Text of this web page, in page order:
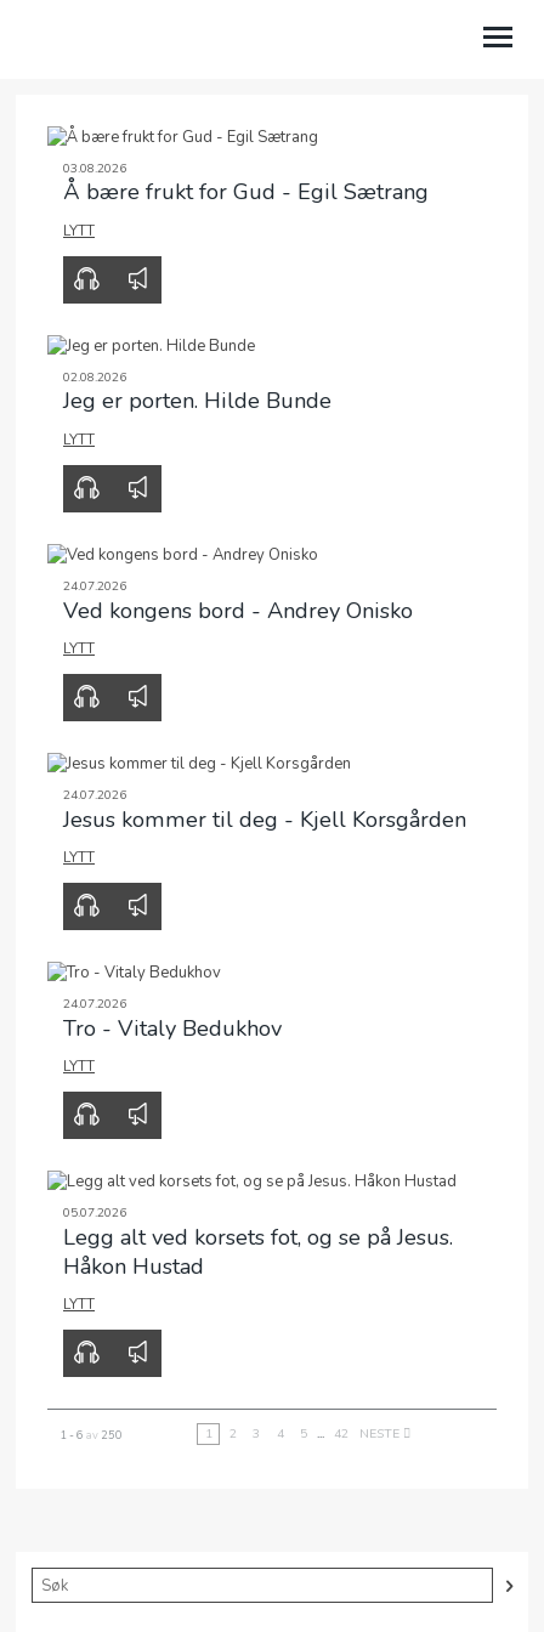
HVEM ER VI?
MENIGHETER
BIBELSKOLEN EQUIP
TALER
VÅRE PROSJEKTER
NYSGJERRIG PÅ TRO?
03.08.2026
Å bære frukt for Gud - Egil Sætrang
LYTT
02.08.2026
Jeg er porten. Hilde Bunde
LYTT
24.07.2026
Ved kongens bord - Andrey Onisko
LYTT
24.07.2026
Jesus kommer til deg - Kjell Korsgården
00:00
LYTT
24.07.2026
Tro - Vitaly Bedukhov
00:00
LYTT
05.07.2026
Legg alt ved korsets fot, og se på Jesus.
Håkon Hustad
00:00
LYTT
1 - 6av 250 1 2 3 4 5 ... 42 NESTE